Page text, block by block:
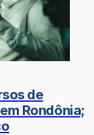
de
Rondônia;